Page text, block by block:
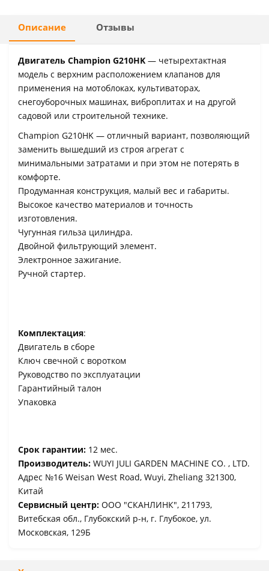
Описание Отзывы
Двигатель Champion G210HK — четырехтактная
модель с верхним расположением клапанов для
применения на мотоблоках, культиваторах,
снегоуборочных машинах, виброплитах и на другой
садовой или строительной технике.
Champion G210HK — отличный вариант, позволяющий
заменить вышедший из строя агрегат с
минимальными затратами и при этом не потерять в
комфорте.
Продуманная конструкция, малый вес и габариты.
Высокое качество материалов и точность
изготовления.
Чугунная гильза цилиндра.
Двойной фильтрующий элемент.
Электронное зажигание.
Ручной стартер.
Комплектация:
Двигатель в сборе
Ключ свечной с воротком
Руководство по эксплуатации
Гарантийный талон
Упаковка
Срок гарантии: 12 мес.
Производитель: WUYI JULI GARDEN MACHINE CO. , LTD.
Адрес №16 Weisan West Road, Wuyi, Zheliang 321300,
Китай
Сервисный центр: ООО "СКАНЛИНК", 211793,
Витебская обл., Глубокский р-н, г. Глубокое, ул.
Московская, 129Б